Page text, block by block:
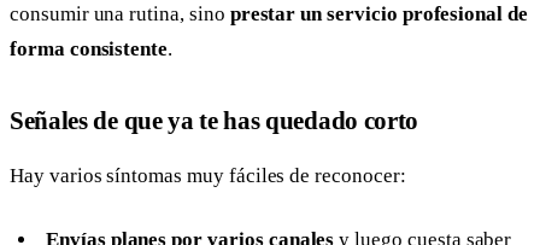
consumir una rutina, sino prestar un servicio profesional de
forma consistente.
Señales de que ya te has quedado corto
Hay varios síntomas muy fáciles de reconocer:
Envías planes por varios canales y luego cuesta saber